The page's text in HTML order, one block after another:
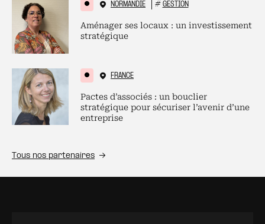
NORMANDIE # GESTION
Aménager ses locaux : un investissement
stratégique
FRANCE
Pactes d’associés : un bouclier
stratégique pour sécuriser l’avenir d’une
entreprise
Tous nos partenaires